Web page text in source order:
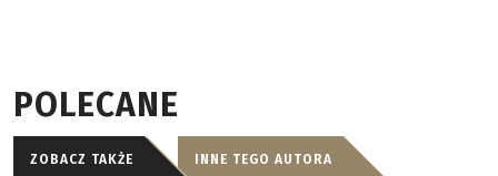
POLECANE
ZOBACZ TAKŻE INNE TEGO AUTORA